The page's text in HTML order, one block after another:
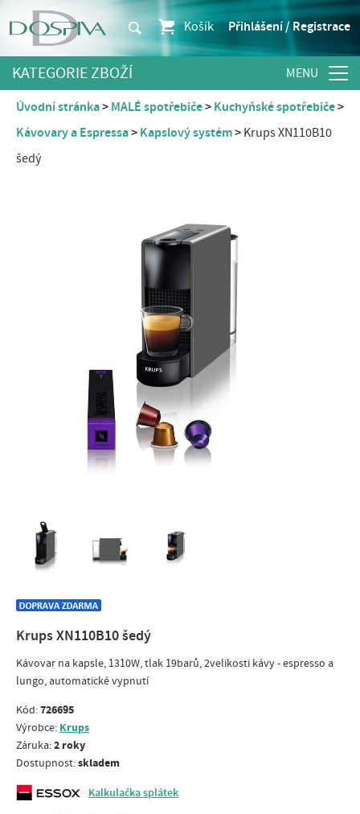
Košík Přihlášení / Registrace
KATEGORIE ZBOŽÍ
Úvodní stránka MALÉ spotřebiče
Kuchyňské spotřebiče
Kávovary a Espressa
Kapslový systém
Krups XN110B10
šedý
Krups XN110B10 šedý
Kávovar na kapsle, 1310W, tlak 19barů, 2velikosti kávy - espresso a
lungo, automatické vypnutí
Kód:726695
Výrobce: Krups
Záruka:2 roky
Dostupnost:skladem
Kalkulačka splátek